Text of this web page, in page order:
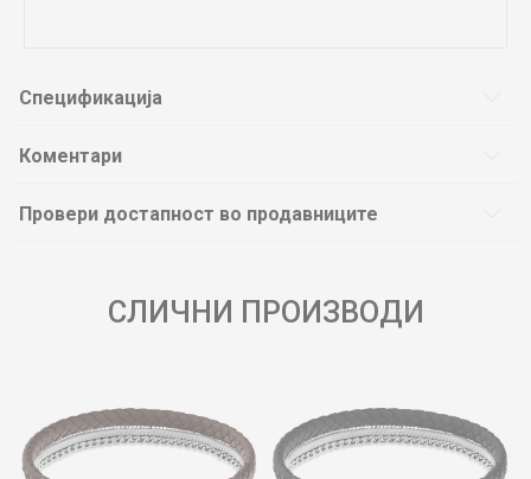
Спецификација
Коментари
Провери достапност во продавниците
СЛИЧНИ ПРОИЗВОДИ